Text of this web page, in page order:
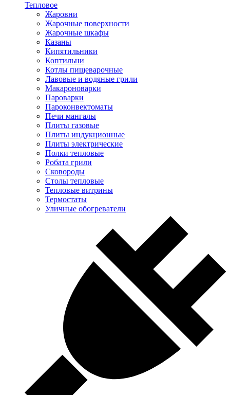
Тепловое
Жаровни
Жарочные поверхности
Жарочные шкафы
Казаны
Кипятильники
Коптильни
Котлы пищеварочные
Лавовые и водяные грили
Макароноварки
Пароварки
Пароконвектоматы
Печи мангалы
Плиты газовые
Плиты индукционные
Плиты электрические
Полки тепловые
Робата грили
Сковороды
Столы тепловые
Тепловые витрины
Термостаты
Уличные обогреватели